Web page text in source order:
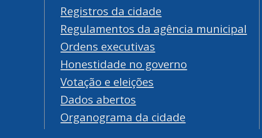
Registros da cidade
Regulamentos da agência municipal
Ordens executivas
Honestidade no governo
Votação e eleições
Dados abertos
Organograma da cidade